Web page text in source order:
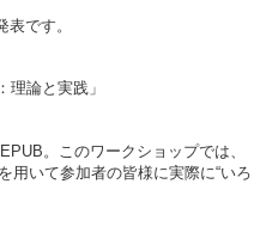
です。
理論と実践」
。このワークショップでは、
用いて参加者の皆様に実際に“いろ